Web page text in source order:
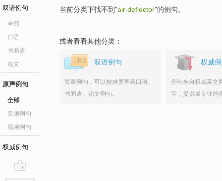
双语例句
全部
口语
书面语
论文
原声例句
全部
音频例句
视频例句
权威例句
go
当前分类下找不到"air deflector"的例句。
或者看看其他分类：
双语例句
海量例句，可以按难度查看口语、
书面语、论文例句。
权威
例句来自权威英文
等，提供最专业的